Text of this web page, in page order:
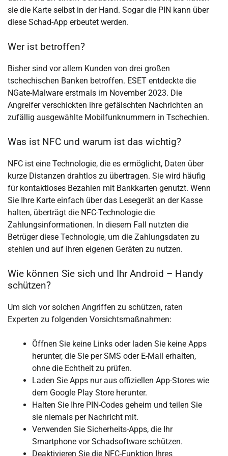
sie die Karte selbst in der Hand. Sogar die PIN kann über
diese Schad-App erbeutet werden.
Wer ist betroffen?
Bisher sind vor allem Kunden von drei großen
tschechischen Banken betroffen. ESET entdeckte die
NGate-Malware erstmals im November 2023. Die
Angreifer verschickten ihre gefälschten Nachrichten an
zufällig ausgewählte Mobilfunknummern in Tschechien.
Was ist NFC und warum ist das wichtig?
NFC ist eine Technologie, die es ermöglicht, Daten über
kurze Distanzen drahtlos zu übertragen. Sie wird häufig
für kontaktloses Bezahlen mit Bankkarten genutzt. Wenn
Sie Ihre Karte einfach über das Lesegerät an der Kasse
halten, überträgt die NFC-Technologie die
Zahlungsinformationen. In diesem Fall nutzten die
Betrüger diese Technologie, um die Zahlungsdaten zu
stehlen und auf ihren eigenen Geräten zu nutzen.
Wie können Sie sich und Ihr Android – Handy
schützen?
Um sich vor solchen Angriffen zu schützen, raten
Experten zu folgenden Vorsichtsmaßnahmen:
Öffnen Sie keine Links oder laden Sie keine Apps
herunter, die Sie per SMS oder E-Mail erhalten,
ohne die Echtheit zu prüfen.
Laden Sie Apps nur aus offiziellen App-Stores wie
dem Google Play Store herunter.
Halten Sie Ihre PIN-Codes geheim und teilen Sie
sie niemals per Nachricht mit.
Verwenden Sie Sicherheits-Apps, die Ihr
Smartphone vor Schadsoftware schützen.
Deaktivieren Sie die NFC-Funktion Ihres